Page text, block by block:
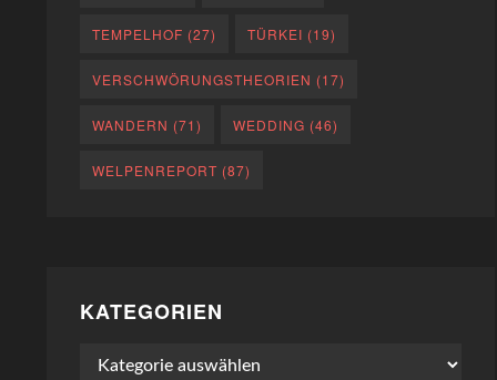
TEMPELHOF (27) TÜRKEI (19)
VERSCHWÖRUNGSTHEORIEN (17)
WANDERN (71) WEDDING (46)
WELPENREPORT (87)
KATEGORIEN
Kategorien